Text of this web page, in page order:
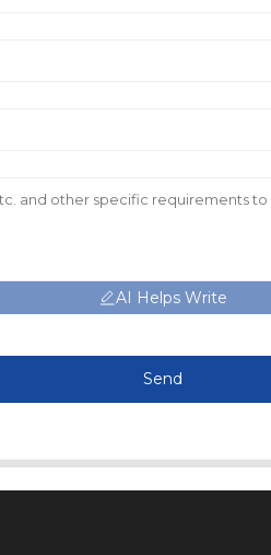
AI Helps Write
Send